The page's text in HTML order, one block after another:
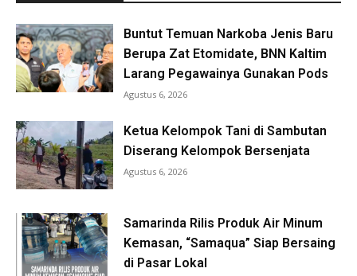
Buntut Temuan Narkoba Jenis Baru
Berupa Zat Etomidate, BNN Kaltim
Larang Pegawainya Gunakan Pods
Agustus 6, 2026
Ketua Kelompok Tani di Sambutan
Diserang Kelompok Bersenjata
Agustus 6, 2026
Samarinda Rilis Produk Air Minum
Kemasan, “Samaqua” Siap Bersaing
di Pasar Lokal